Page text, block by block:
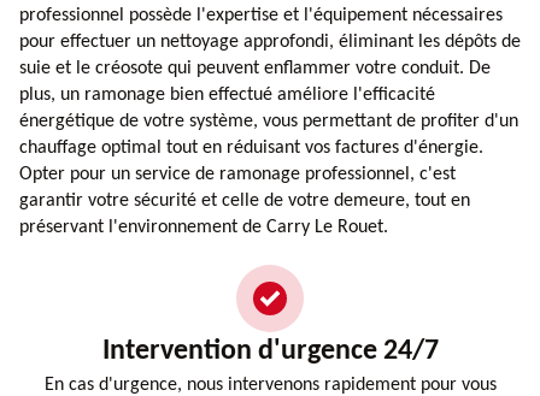
professionnel possède l'expertise et l'équipement nécessaires
pour effectuer un nettoyage approfondi, éliminant les dépôts de
suie et le créosote qui peuvent enflammer votre conduit. De
plus, un ramonage bien effectué améliore l'efficacité
énergétique de votre système, vous permettant de profiter d'un
chauffage optimal tout en réduisant vos factures d'énergie.
Opter pour un service de ramonage professionnel, c'est
garantir votre sécurité et celle de votre demeure, tout en
préservant l'environnement de Carry Le Rouet.
Intervention d'urgence 24/7
En cas d'urgence, nous intervenons rapidement pour vous